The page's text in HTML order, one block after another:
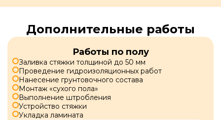
Дополнительные работы
Работы по полу
Заливка стяжки толщиной до 50 мм
Проведение гидроизоляционных работ
Нанесение грунтовочного состава
Монтаж «сухого пола»
Выполнение штробления
Устройство стяжки
Укладка ламината